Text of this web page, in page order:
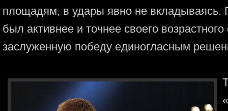
площадям, в удары явно не вкладываясь.
был активнее и точнее своего
заслуженную победу единогласным